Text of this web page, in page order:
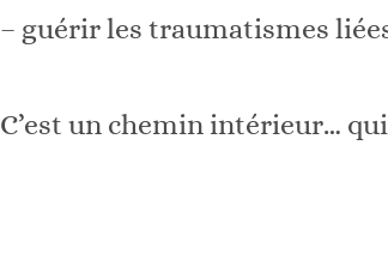
– guérir les traumatismes
C’est un chemin intérieur…